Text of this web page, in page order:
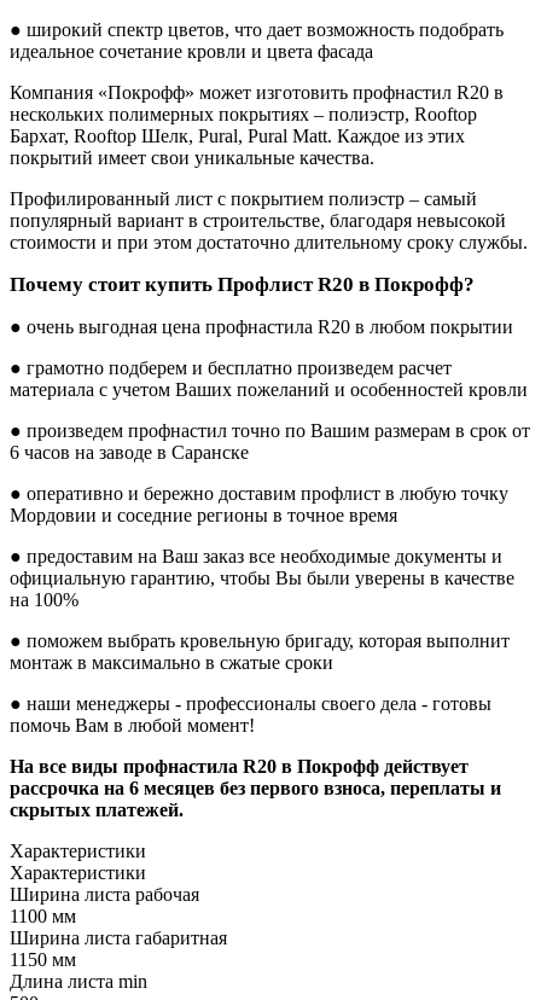
● широкий спектр цветов, что дает возможность подобрать
идеальное сочетание кровли и цвета фасада
Компания «Покрофф» может изготовить профнастил R20 в
нескольких полимерных покрытиях – полиэстр, Rooftop
Бархат, Rooftop Шелк, Pural, Pural Matt. Каждое из этих
покрытий имеет свои уникальные качества.
Профилированный лист с покрытием полиэстр – самый
популярный вариант в строительстве, благодаря невысокой
стоимости и при этом достаточно длительному сроку службы.
Почему стоит купить Профлист R20 в Покрофф?
● очень выгодная цена профнастила R20 в любом покрытии
● грамотно подберем и бесплатно произведем расчет
материала с учетом Ваших пожеланий и особенностей кровли
● произведем профнастил точно по Вашим размерам в срок от
6 часов на заводе в Саранске
● оперативно и бережно доставим профлист в любую точку
Мордовии и соседние регионы в точное время
● предоставим на Ваш заказ все необходимые документы и
официальную гарантию, чтобы Вы были уверены в качестве
на 100%
● поможем выбрать кровельную бригаду, которая выполнит
монтаж в максимально в сжатые сроки
● наши менеджеры - профессионалы своего дела - готовы
помочь Вам в любой момент!
На все виды профнастила R20 в Покрофф действует
рассрочка на 6 месяцев без первого взноса, переплаты и
скрытых платежей.
Характеристики
Характеристики
Ширина листа рабочая
1100 мм
Ширина листа габаритная
1150 мм
Длина листа min